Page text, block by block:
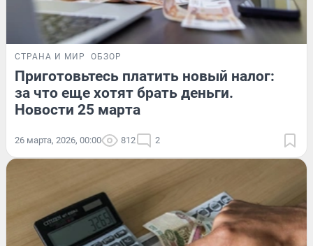
СТРАНА И МИР ОБЗОР
Приготовьтесь платить новый налог:
за что еще хотят брать деньги.
Новости 25 марта
26 марта, 2026, 00:00 812 2